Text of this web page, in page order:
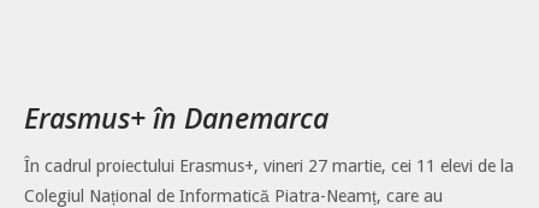
Erasmus+ în Danemarca
În cadrul proiectului Erasmus+, vineri 27 martie, cei 11 elevi de la
Colegiul Național de Informatică Piatra-Neamț, care au